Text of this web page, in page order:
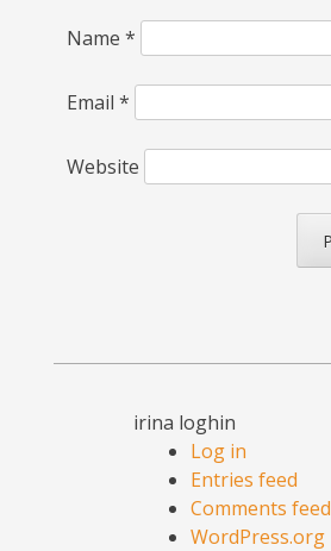
Name *
Email *
Website
irina loghin
Log in
Entries feed
Comments feed
WordPress.org